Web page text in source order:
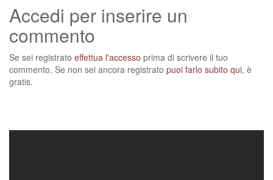
Accedi per inserire un
commento
Se sei registrato effettua l'accesso prima di scrivere il tuo
commento. Se non sei ancora registrato puoi farlo subito qui, è
gratis.